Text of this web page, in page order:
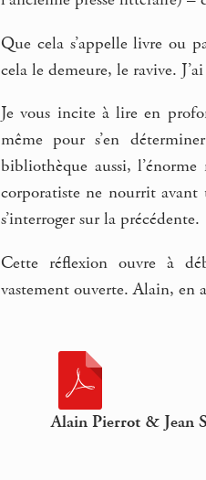
Que cela s’appelle livre ou
cela le demeure, le ravive.
Je vous incite à lire en
même pour s’en
bibliothèque aussi,
corporatiste ne nourrit avant
s’interroger sur la précédente.
Cette réflexion ouvre à
vastement ouverte. Alain, en
Alain Pierrot & Jean